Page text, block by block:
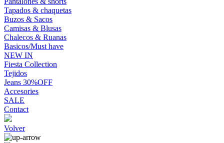
Tapados & chaquetas
Buzos & Sacos
Camisas & Blusas
Chalecos & Ruanas
Basicos/Must have
NEW IN
Fiesta Collection
Tejidos
Jeans 30%OFF
Accesories
SALE
Contact
Volver